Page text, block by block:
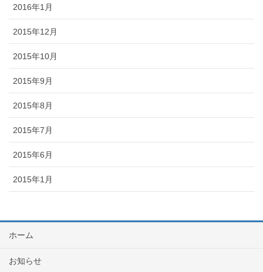
2016年1月
2015年12月
2015年10月
2015年9月
2015年8月
2015年7月
2015年6月
2015年1月
ホーム
お知らせ